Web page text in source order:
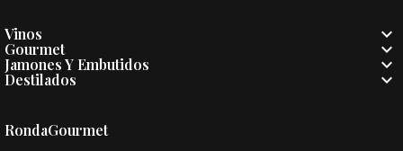
Vinos 
Gourmet 
Jamones Y Embutidos 
Destilados 
RondaGourmet